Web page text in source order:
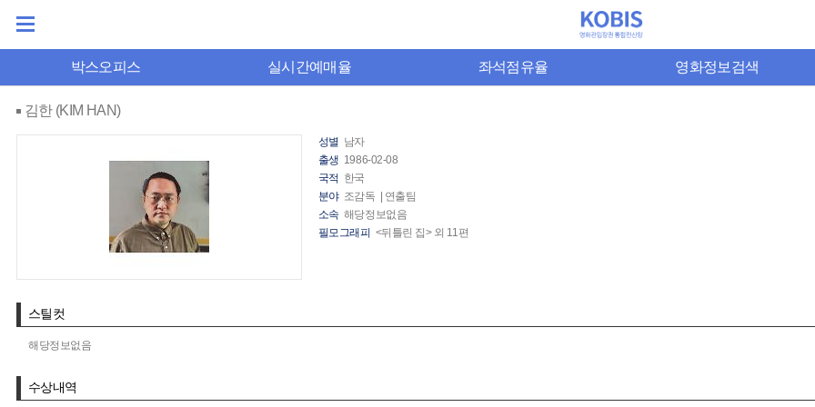
박스오피스 실시간예매율 좌석점유율 영화정보검색
김한 (KIM HAN)
성별 남자
출생 1986-02-08
국적 한국
분야 조감독 | 연출팀
소속 해당정보없음
필모그래피 <뒤틀린 집> 외 11편
스틸컷
해당정보없음
수상내역